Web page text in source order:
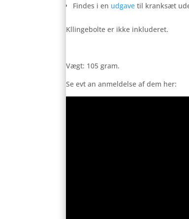
Findes i en udgave til kranksæt
Kllingebolte er ikke inkluderet.
Vægt: 105 gram.
Se evt an anmeldelse af dem her: